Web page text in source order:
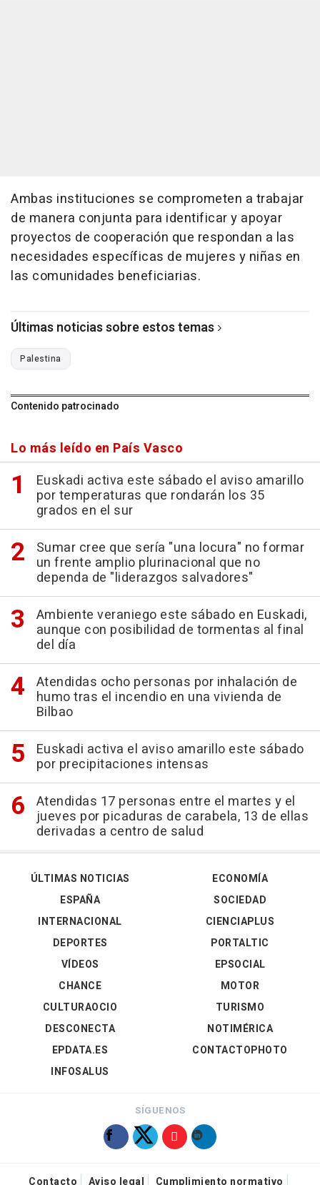
Ambas instituciones se comprometen a trabajar
de manera conjunta para identificar y apoyar
proyectos de cooperación que respondan a las
necesidades específicas de mujeres y niñas en
las comunidades beneficiarias.
Últimas noticias sobre estos temas
Palestina
Contenido patrocinado
Lo más leído en País Vasco
Euskadi activa este sábado el aviso amarillo
por temperaturas que rondarán los 35
grados en el sur
Sumar cree que sería "una locura" no formar
un frente amplio plurinacional que no
dependa de "liderazgos salvadores"
Ambiente veraniego este sábado en Euskadi,
aunque con posibilidad de tormentas al final
del día
Atendidas ocho personas por inhalación de
humo tras el incendio en una vivienda de
Bilbao
Euskadi activa el aviso amarillo este sábado
por precipitaciones intensas
Atendidas 17 personas entre el martes y el
jueves por picaduras de carabela, 13 de ellas
derivadas a centro de salud
ÚLTIMAS NOTICIAS
ESPAÑA
INTERNACIONAL
DEPORTES
VÍDEOS
ECONOMÍA
SOCIEDAD
CIENCIAPLUS
PORTALTIC
EPSOCIAL
CHANCE
CULTURAOCIO
DESCONECTA
EPDATA.ES
INFOSALUS
MOTOR
TURISMO
NOTIMÉRICA
CONTACTOPHOTO
SÍGUENOS
Contacto Aviso legal Cumplimiento normativo